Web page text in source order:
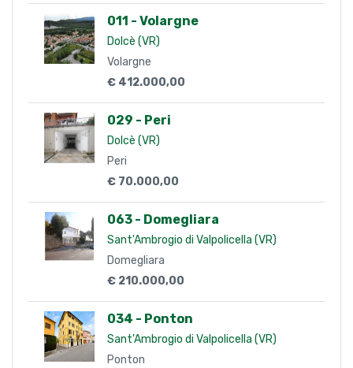
011 - Volargne
Dolcè (VR)
Volargne
€ 412.000,00
029 - Peri
Dolcè (VR)
Peri
€ 70.000,00
063 - Domegliara
Sant'Ambrogio di Valpolicella (VR)
Domegliara
€ 210.000,00
034 - Ponton
Sant'Ambrogio di Valpolicella (VR)
Ponton